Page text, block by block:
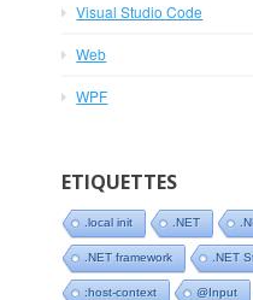
Visual Studio Code
Web
WPF
ETIQUETTES
.local init .NET
.NET framework .NET
:host-context @Input